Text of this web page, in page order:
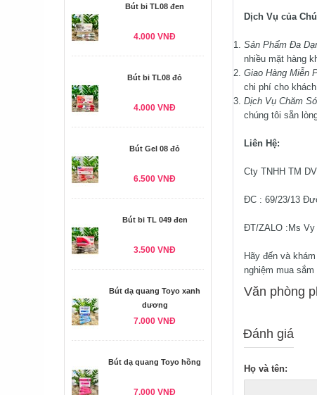
Bút bi TL08 đen
4.000 VNĐ
Bút bi TL08 đỏ
4.000 VNĐ
Bút Gel 08 đỏ
6.500 VNĐ
Bút bi TL 049 đen
3.500 VNĐ
Bút dạ quang Toyo xanh
dương
7.000 VNĐ
Bút dạ quang Toyo hồng
7.000 VNĐ
Dịch Vụ của
Sản Phẩm Đa
nhiều mặt hàng
Giao Hàng Miễn
chi phí cho
Dịch Vụ Chăm
chúng tôi sẵn
Liên Hệ:
Cty TNHH TM
ĐC : 69/23/13
ĐT/ZALO :Ms Vy
Hãy đến và
nghiệm mua
Văn phòng
Đánh giá
Họ và tên: